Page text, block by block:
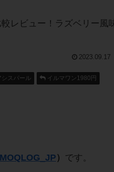
2023.09.17
スパール イルマワン1980円
） です。